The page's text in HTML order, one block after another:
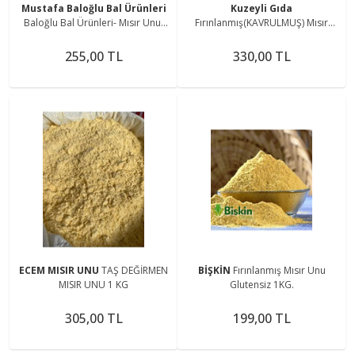
Mustafa Baloğlu Bal Ürünleri
Baloğlu Bal Ürünleri- Mısır Unu-
kg
255,00 TL
Kuzeyli Gıda
Fırınlanmış(KAVRULMUŞ) Mısır
330,00 TL
ECEM MISIR UNU TAŞ DEĞİRMEN
MISIR UNU 1 KG
305,00 TL
BİŞKİN Fırınlanmış Mısır Unu
Glutensiz 1KG.
199,00 TL